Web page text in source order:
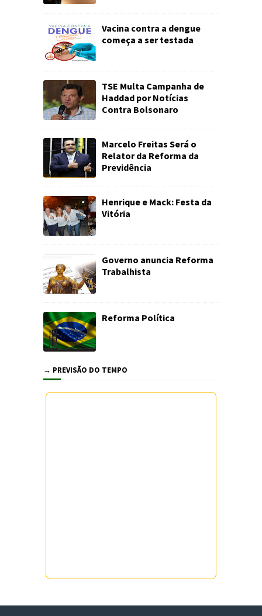
Vacina contra a dengue
começa a ser testada
TSE Multa Campanha de
Haddad por Notícias
Contra Bolsonaro
Marcelo Freitas Será o
Relator da Reforma da
Previdência
Henrique e Mack: Festa da
Vitória
Governo anuncia Reforma
Trabalhista
Reforma Política
→ PREVISÃO DO TEMPO